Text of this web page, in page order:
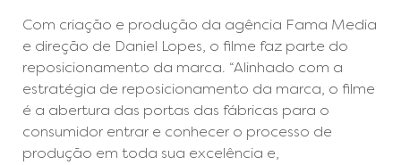
Com criação e produção da agência Fama Media
e direção de Daniel Lopes, o filme faz parte do
reposicionamento da marca. “Alinhado com a
estratégia de reposicionamento da marca, o filme
é a abertura das portas das fábricas para o
consumidor entrar e conhecer o processo de
produção em toda sua excelência e,